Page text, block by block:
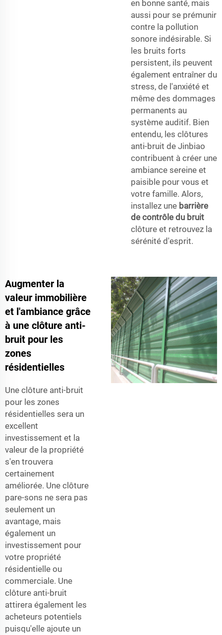
en bonne santé, mais
aussi pour se prémunir
contre la pollution
sonore indésirable. Si
les bruits forts
persistent, ils peuvent
également entraîner du
stress, de l'anxiété et
même des dommages
permanents au
système auditif. Bien
entendu, les clôtures
anti-bruit de Jinbiao
contribuent à créer une
ambiance sereine et
paisible pour vous et
votre famille. Alors,
installez une barrière
de contrôle du bruit
clôture et retrouvez la
sérénité d'esprit.
Augmenter la
valeur immobilière
et l'ambiance grâce
à une clôture anti-
bruit pour les
zones
résidentielles
Une clôture anti-bruit
pour les zones
résidentielles sera un
excellent
investissement et la
valeur de la propriété
s'en trouvera
certainement
améliorée. Une clôture
pare-sons ne sera pas
seulement un
avantage, mais
également un
investissement pour
votre propriété
résidentielle ou
commerciale. Une
clôture anti-bruit
attirera également les
acheteurs potentiels
puisqu'elle ajoute un